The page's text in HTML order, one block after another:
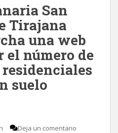
San
Tirajana
una web
el número de
suelo
Deja un comentario